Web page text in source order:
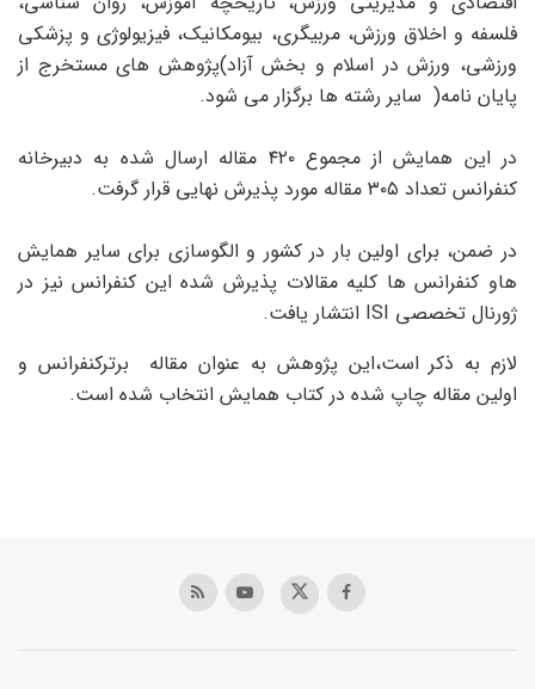
فلسفه و اخلاق ورزش، مربیگری، بیومکانیک، فیزیولوژی و پزشکی
ورزشی، ورزش در اسلام و بخش آزاد)پژوهش های مستخرج از
پایان نامه( سایر رشته ها برگزار می شود.
در این همایش از مجموع ۴۲۰ مقاله ارسال شده به دبیرخانه
کنفرانس تعداد ۳۰۵ مقاله مورد پذیرش نهایی قرار گرفت.
در ضمن، برای اولین بار در کشور و الگوسازی برای سایر همایش
هاو کنفرانس ها کلیه مقالات پذیرش شده این کنفرانس نیز در
ژورنال تخصصی ISI انتشار یافت.
لازم به ذکر است،این پژوهش به عنوان مقاله برترکنفرانس و
اولین مقاله چاپ شده در کتاب همایش انتخاب شده است.